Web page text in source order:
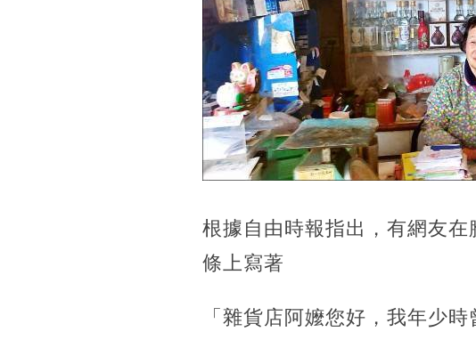
根據自由時報指出，有網友
條上寫著
「雜貨店阿嬤您好，我年少